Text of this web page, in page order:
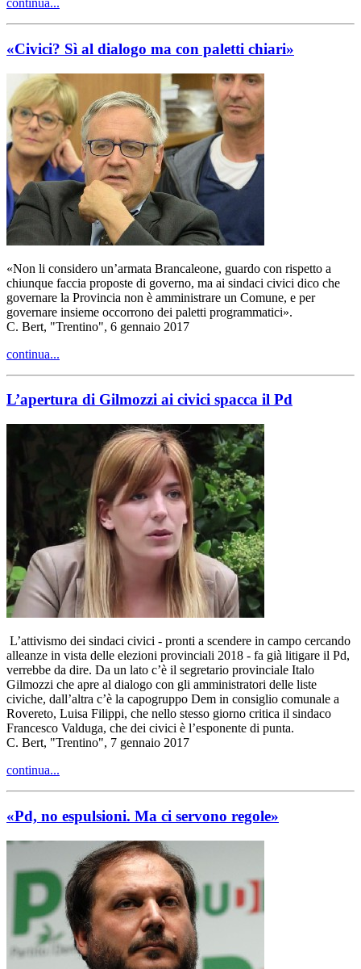
continua...
«Civici? Sì al dialogo ma con paletti chiari»
«Non li considero un’armata Brancaleone, guardo con rispetto a
chiunque faccia proposte di governo, ma ai sindaci civici dico che
governare la Provincia non è amministrare un Comune, e per
governare insieme occorrono dei paletti programmatici».
C. Bert, "Trentino", 6 gennaio 2017
continua...
L’apertura di Gilmozzi ai civici spacca il Pd
L’attivismo dei sindaci civici - pronti a scendere in campo cercando
alleanze in vista delle elezioni provinciali 2018 - fa già litigare il Pd,
verrebbe da dire. Da un lato c’è il segretario provinciale Italo
Gilmozzi che apre al dialogo con gli amministratori delle liste
civiche, dall’altra c’è la capogruppo Dem in consiglio comunale a
Rovereto, Luisa Filippi, che nello stesso giorno critica il sindaco
Francesco Valduga, che dei civici è l’esponente di punta.
C. Bert, "Trentino", 7 gennaio 2017
continua...
«Pd, no espulsioni. Ma ci servono regole»